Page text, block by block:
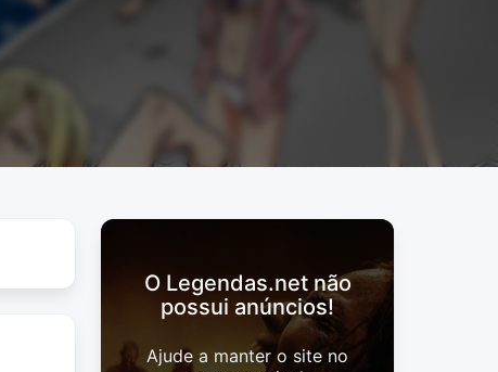
O Legendas.net não
possui anúncios!
Ajude a manter o site no